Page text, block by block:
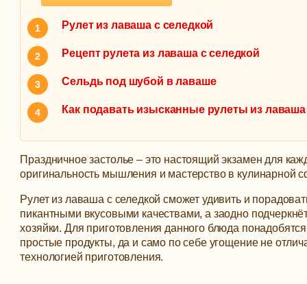
Рулет из лаваша с селедкой
Рецепт рулета из лаваша с селедкой
Сельдь под шубой в лаваше
Как подавать изысканные рулеты из
Праздничное застолье – это настоящий экзамен для
оригинальность мышления и мастерство в кулинарной
Рулет из лаваша с селедкой сможет удивить и
пикантными вкусовыми качествами, а заодно
хозяйки. Для приготовления данного блюда
простые продукты, да и само по себе угощение не
технологией приготовления.